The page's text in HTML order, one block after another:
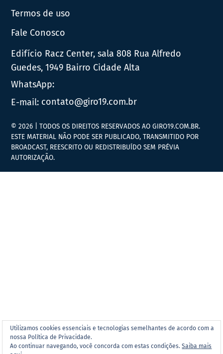
Termos de uso
Fale Conosco
Edifício Racz Center, sala 808 Rua Alfredo
Guedes, 1949 Bairro Cidade Alta
WhatsApp:
E-mail: contato@giro19.com.br
Utilizamos cookies essenciais e tecnologias semelhantes de acordo com a
nossa Política de Privacidade.
Ao continuar navegando, você concorda com estas condições.Saiba mais
© 2026 | TODOS OS DIREITOS RESERVADOS AO GIRO19.COM.BR.
ESTE MATERIAL NÃO PODE SER PUBLICADO, TRANSMITIDO POR
BROADCAST, REESCRITO OU REDISTRIBUÍDO SEM PRÉVIA
AUTORIZAÇÃO.